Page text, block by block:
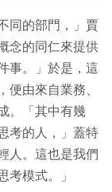
同的部門，」賈
念的同仁來提供
事。」於是，這
由來自業務、
。「其中有幾
考的人，」蓋特
人。這也是我們
模式。」